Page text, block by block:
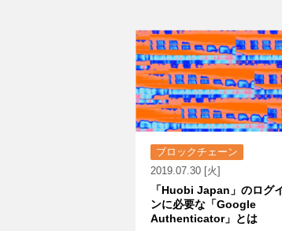
ブロックチェーン
2019.07.30 [火]
「Huobi Japan」のログ
ンに必要な「Google
Authenticator」とは